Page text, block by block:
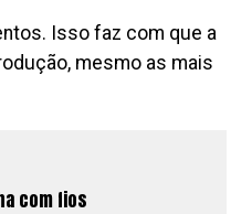
Isso faz com que a
mesmo as mais
com fios